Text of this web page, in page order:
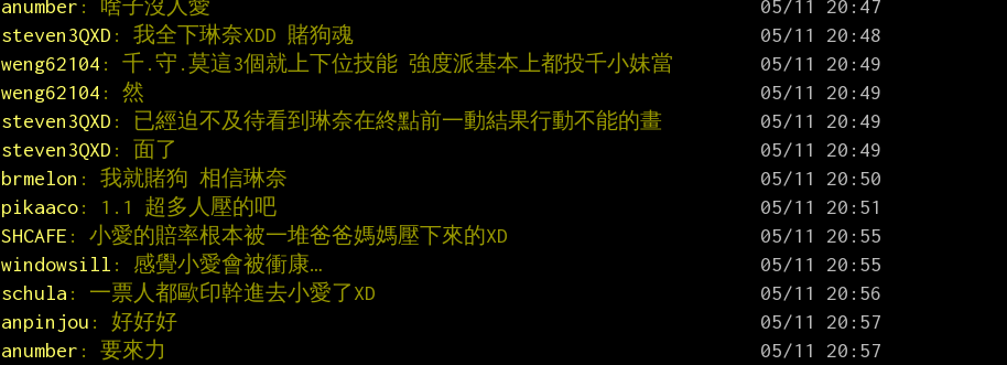
anumber : 啥子沒人愛
steven3QXD : 我全下琳奈XDD 賭狗魂
weng62104 : 千.守.莫這3個就上下位技能 強度派基本上都投千小妹當
weng62104 : 然
steven3QXD : 已經迫不及待看到琳奈在終點前一動結果行動不能的畫
steven3QXD : 面了
brmelon : 我就賭狗 相信琳奈
pikaaco: 1.1 超多人壓的吧
SHCAFE : 小愛的賠率根本被一堆爸爸媽媽壓下來的XD
windowsill : 感覺小愛會被衝康…
schula : 一票人都歐印幹進去小愛了XD
anpinjou : 好好好
anumber : 要來力